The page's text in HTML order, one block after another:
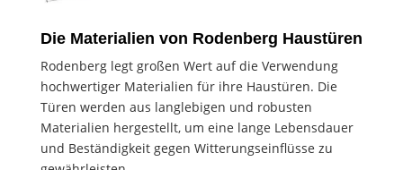
Die Materialien von Rodenberg Haustüren
Rodenberg legt großen Wert auf die Verwendung
hochwertiger Materialien für ihre Haustüren. Die
Türen werden aus langlebigen und robusten
Materialien hergestellt, um eine lange Lebensdauer
und Beständigkeit gegen Witterungseinflüsse zu